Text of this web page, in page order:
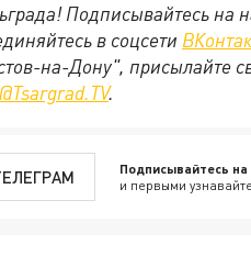
Подписывайтесь на
в соцсети
на-Дону", присылайте
.
Подписывайтесь
и первыми